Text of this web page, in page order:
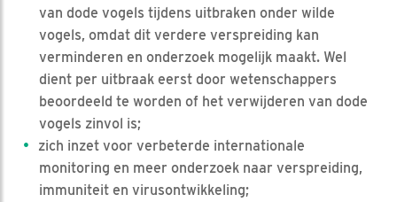
van dode vogels tijdens uitbraken onder wilde
vogels, omdat dit verdere verspreiding kan
verminderen en onderzoek mogelijk maakt. Wel
dient per uitbraak eerst door wetenschappers
beoordeeld te worden of het verwijderen van dode
vogels zinvol is;
zich inzet voor verbeterde internationale
monitoring en meer onderzoek naar verspreiding,
immuniteit en virusontwikkeling;